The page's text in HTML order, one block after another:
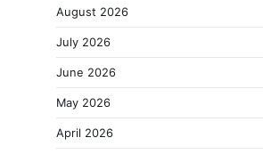
August 2026
July 2026
June 2026
May 2026
April 2026